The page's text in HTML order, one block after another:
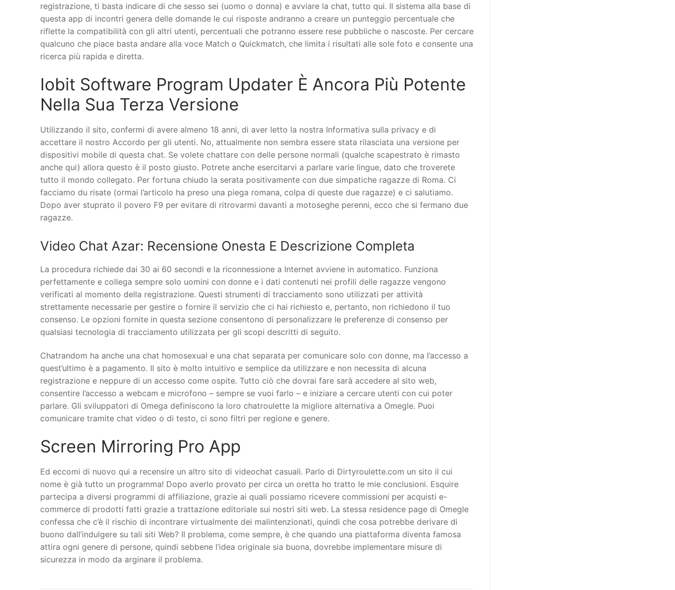
registrazione, ti basta indicare di che sesso sei (uomo o donna) e avviare la chat, tutto qui. Il sistema alla base di
questa app di incontri genera delle domande le cui risposte andranno a creare un punteggio percentuale che
riflette la compatibilità con gli altri utenti, percentuali che potranno essere rese pubbliche o nascoste. Per cercare
qualcuno che piace basta andare alla voce Match o Quickmatch, che limita i risultati alle sole foto e consente una
ricerca più rapida e diretta.
Iobit Software Program Updater È Ancora Più Potente
Nella Sua Terza Versione
Utilizzando il sito, confermi di avere almeno 18 anni, di aver letto la nostra Informativa sulla privacy e di
accettare il nostro Accordo per gli utenti. No, attualmente non sembra essere stata rilasciata una versione per
dispositivi mobile di questa chat. Se volete chattare con delle persone normali (qualche scapestrato è rimasto
anche qui) allora questo è il posto giusto. Potrete anche esercitarvi a parlare varie lingue, dato che troverete
tutto il mondo collegato. Per fortuna chiudo la serata positivamente con due simpatiche ragazze di Roma. Ci
facciamo du risate (ormai l’articolo ha preso una piega romana, colpa di queste due ragazze) e ci salutiamo.
Dopo aver stuprato il povero F9 per evitare di ritrovarmi davanti a motoseghe perenni, ecco che si fermano due
ragazze.
Video Chat Azar: Recensione Onesta E Descrizione Completa
La procedura richiede dai 30 ai 60 secondi e la riconnessione a Internet avviene in automatico. Funziona
perfettamente e collega sempre solo uomini con donne e i dati contenuti nei profili delle ragazze vengono
verificati al momento della registrazione. Questi strumenti di tracciamento sono utilizzati per attività
strettamente necessarie per gestire o fornire il servizio che ci hai richiesto e, pertanto, non richiedono il tuo
consenso. Le opzioni fornite in questa sezione consentono di personalizzare le preferenze di consenso per
qualsiasi tecnologia di tracciamento utilizzata per gli scopi descritti di seguito.
Chatrandom ha anche una chat homosexual e una chat separata per comunicare solo con donne, ma l’accesso a
quest’ultimo è a pagamento. Il sito è molto intuitivo e semplice da utilizzare e non necessita di alcuna
registrazione e neppure di un accesso come ospite. Tutto ciò che dovrai fare sarà accedere al sito web,
consentire l’accesso a webcam e microfono – sempre se vuoi farlo – e iniziare a cercare utenti con cui poter
parlare. Gli sviluppatori di Omega definiscono la loro chatroulette la migliore alternativa a Omegle. Puoi
comunicare tramite chat video o di testo, ci sono filtri per regione e genere.
Screen Mirroring Pro App
Ed eccomi di nuovo qui a recensire un altro sito di videochat casuali. Parlo di Dirtyroulette.com un sito il cui
nome è già tutto un programma! Dopo averlo provato per circa un oretta ho tratto le mie conclusioni. Esquire
partecipa a diversi programmi di affiliazione, grazie ai quali possiamo ricevere commissioni per acquisti e-
commerce di prodotti fatti grazie a trattazione editoriale sui nostri siti web. La stessa residence page di Omegle
confessa che c’è il rischio di incontrare virtualmente dei malintenzionati, quindi che cosa potrebbe derivare di
buono dall’indulgere su tali siti Web? Il problema, come sempre, è che quando una piattaforma diventa famosa
attira ogni genere di persone, quindi sebbene l’idea originale sia buona, dovrebbe implementare misure di
sicurezza in modo da arginare il problema.